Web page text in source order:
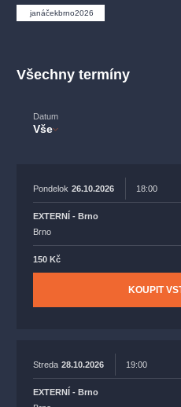
janáčekbrno2026
Všechny termíny
Datum
Vše
Pondelok 26.10.2026 18:00
EXTERNÍ - Brno
Brno
150 Kč
KOUPIT
Streda 28.10.2026 19:00
EXTERNÍ - Brno